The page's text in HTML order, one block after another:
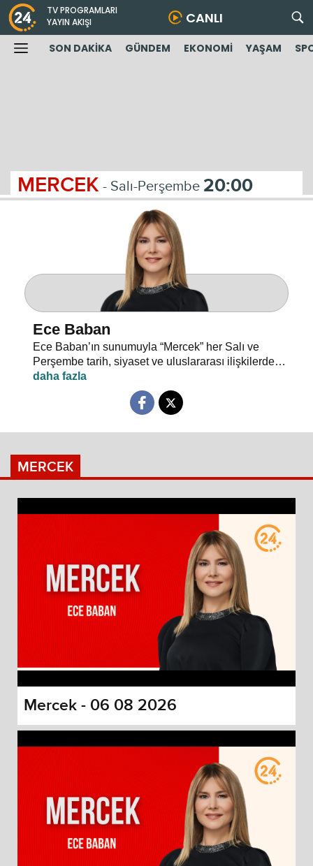
TV PROGRAMLARI
YAYIN AKIŞI
CANLI
SON DAKİKA GÜNDEM EKONOMİ YAŞAM
MERCEK - Salı-Perşembe 20:00
Ece Baban
Ece Baban’ın sunumuyla “Mercek” her Salı ve
Perşembe tarih, siyaset ve uluslararası ilişkilerde
uzman konuklarıyla 24 TV ekranlarından evlerinize
MERCEK
Mercek - 06 08 2026